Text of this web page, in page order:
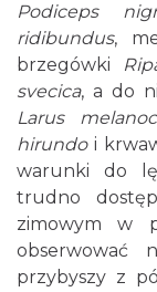
Podiceps
ridibundus,
brzegówki
svecica, a do
Larus
hirundoi
warunki do
trudno
zimowym w
obserwować
przybyszy z